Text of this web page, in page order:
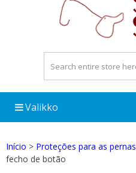
Valikko
Início > Proteções para as pernas
fecho de botão